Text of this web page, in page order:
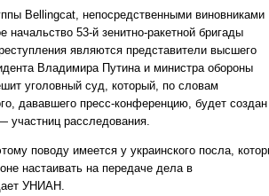
Bellingcat, непосредственными виновниками
начальство 53-й зенитно-ракетной бригады
являются представители высшего
Владимира Путина и министра обороны
уголовный суд, который, по словам
дававшего пресс-конференцию, будет
участниц расследования.
поводу имеется у украинского посла,
настаивать на передаче дела в
УНИАН.